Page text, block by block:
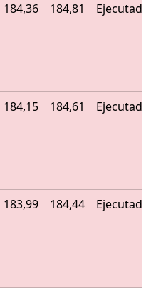
184,36 184,81 Ejecutado
184,15 184,61 Ejecutado
183,99 184,44 Ejecutado